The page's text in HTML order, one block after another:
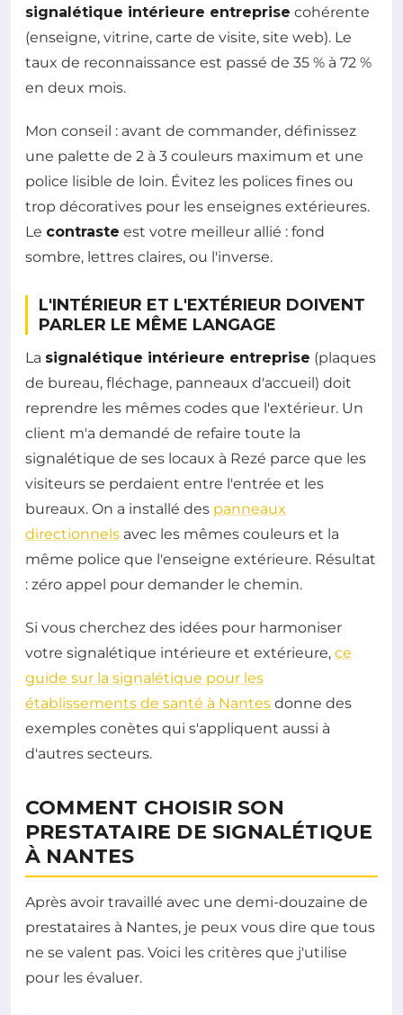
signalétique intérieure entreprise cohérente
(enseigne, vitrine, carte de visite, site web). Le
taux de reconnaissance est passé de 35 % à 72 %
en deux mois.
Mon conseil : avant de commander, définissez
une palette de 2 à 3 couleurs maximum et une
police lisible de loin. Évitez les polices fines ou
trop décoratives pour les enseignes extérieures.
Le contraste est votre meilleur allié : fond
sombre, lettres claires, ou l'inverse.
L'INTÉRIEUR ET L'EXTÉRIEUR DOIVENT
PARLER LE MÊME LANGAGE
La signalétique intérieure entreprise (plaques
de bureau, fléchage, panneaux d'accueil) doit
reprendre les mêmes codes que l'extérieur. Un
client m'a demandé de refaire toute la
signalétique de ses locaux à Rezé parce que les
visiteurs se perdaient entre l'entrée et les
bureaux. On a installé des panneaux
directionnels avec les mêmes couleurs et la
même police que l'enseigne extérieure. Résultat
: zéro appel pour demander le chemin.
Si vous cherchez des idées pour harmoniser
votre signalétique intérieure et extérieure, ce
guide sur la signalétique pour les
établissements de santé à Nantes donne des
exemples conètes qui s'appliquent aussi à
d'autres secteurs.
COMMENT CHOISIR SON
PRESTATAIRE DE SIGNALÉTIQUE
À NANTES
Après avoir travaillé avec une demi-douzaine de
prestataires à Nantes, je peux vous dire que tous
ne se valent pas. Voici les critères que j'utilise
pour les évaluer.